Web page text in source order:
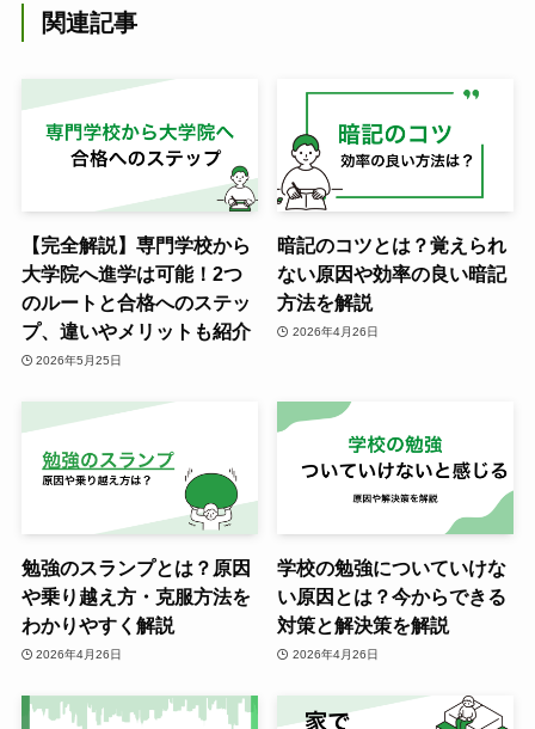
関連記事
【完全解説】専門学校から
大学院へ進学は可能！2つ
のルートと合格へのステッ
プ、違いやメリットも紹介
2026年5月25日
暗記のコツとは？覚えられ
ない原因や効率の良い暗記
方法を解説
2026年4月26日
勉強のスランプとは？原因
や乗り越え方・克服方法を
わかりやすく解説
2026年4月26日
学校の勉強についていけな
い原因とは？今からできる
対策と解決策を解説
2026年4月26日